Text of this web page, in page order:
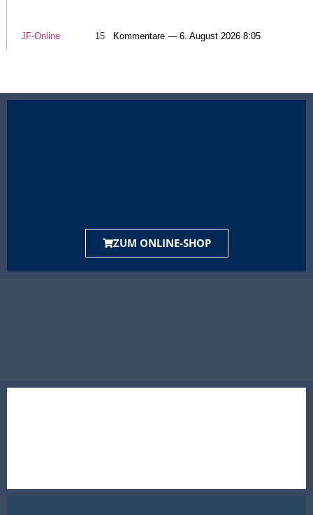
JF-Online 15 Kommentare — 6. August 2026 8:05
ZUM ONLINE-SHOP